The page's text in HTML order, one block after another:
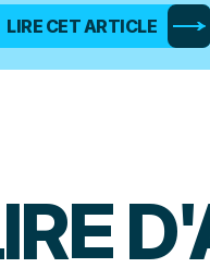
LIRE CET ARTICLE